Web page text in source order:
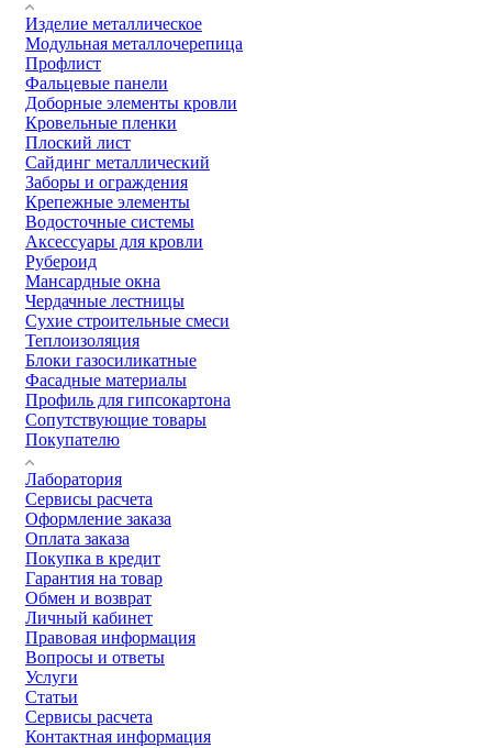
Изделие металлическое
Модульная металлочерепица
Профлист
Фальцевые панели
Доборные элементы кровли
Кровельные пленки
Плоский лист
Сайдинг металлический
Заборы и ограждения
Крепежные элементы
Водосточные системы
Аксессуары для кровли
Рубероид
Мансардные окна
Чердачные лестницы
Сухие строительные смеси
Теплоизоляция
Блоки газосиликатные
Фасадные материалы
Профиль для гипсокартона
Сопутствующие товары
Покупателю
Лаборатория
Сервисы расчета
Оформление заказа
Оплата заказа
Покупка в кредит
Гарантия на товар
Обмен и возврат
Личный кабинет
Правовая информация
Вопросы и ответы
Услуги
Статьи
Сервисы расчета
Контактная информация